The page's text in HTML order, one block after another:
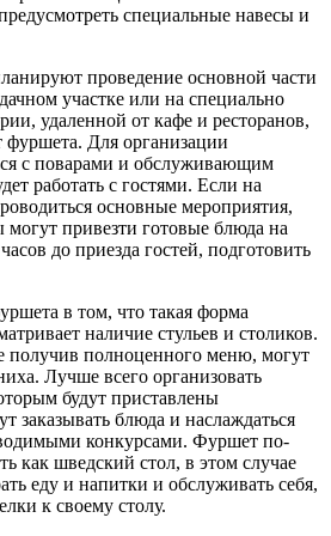
специальные навесы и
проведение основной части
участке или на специально
удаленной от кафе и ресторанов,
Для организации
с поварами и обслуживающим
работать с гостями. Если на
основные мероприятия,
привезти готовые блюда на
до приезда гостей, подготовить
в том, что такая форма
наличие стульев и столиков.
получив полноценного меню, могут
Лучше всего организовать
будут приставлены
заказывать блюда и наслаждаться
конкурсами. Фуршет по-
как шведский стол, в этом случае
еду и напитки и обслуживать себя,
к своему столу.